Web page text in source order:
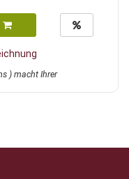
) macht Ihrer